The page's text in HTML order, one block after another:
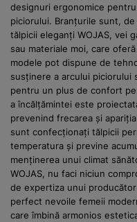
designuri ergonomice
piciorului. Branțurile sunt,
tălpicii eleganți WOJAS, vei
sau materiale moi, care
modele pot dispune de
susținere a arcului piciorului
pentru un plus de confort
a încălțămintei este
prevenind frecarea și
sunt confecționați tălpicii
temperatura și previne
menținerea unui climat
WOJAS, nu faci niciun
de expertiza unui
perfect nevoile femeii
care îmbină armonios